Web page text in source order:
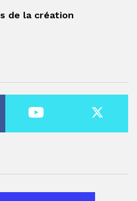
de la création